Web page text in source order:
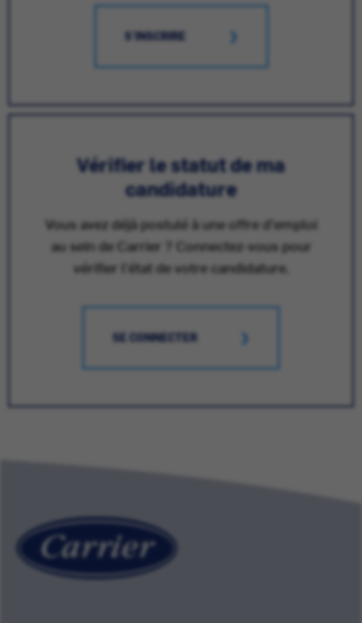
S'INSCRIRE
Vérifier le statut de ma
candidature
Vous avez déjà postulé à une offre d'emploi
au sein de Carrier ? Connectez-vous pour
vérifier l'état de votre candidature.
SE CONNECTER